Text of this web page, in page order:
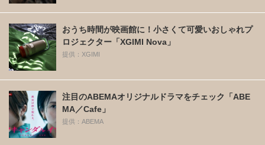
おうち時間が映画館に！小さくて可愛いおしゃれプ
ロジェクター「XGIMI Nova」
提供：XGIMI
注目のABEMAオリジナルドラマをチェック「ABE
MA／Cafe」
提供：ABEMA